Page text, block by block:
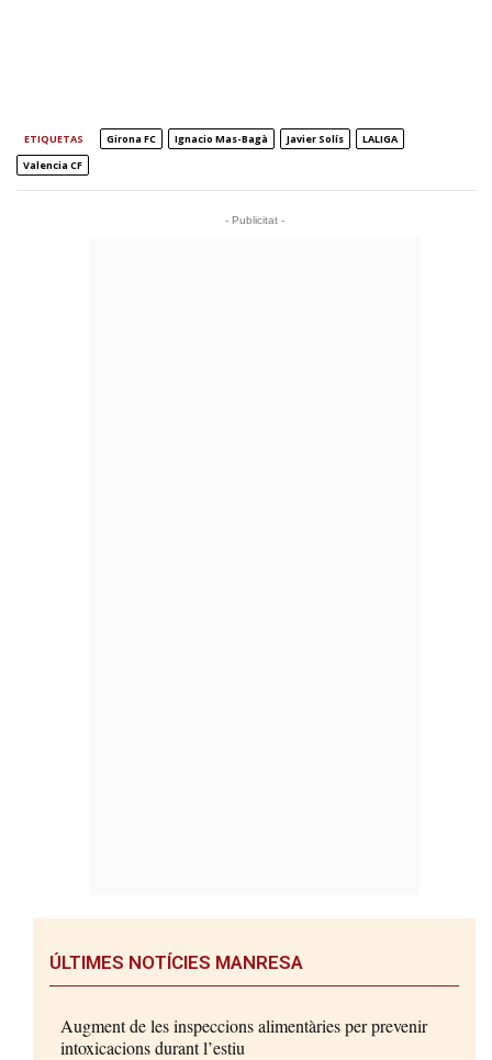
ETIQUETAS Girona FC Ignacio Mas-Bagà Javier Solís
LALIGA
Valencia CF
- Publicitat -
ÚLTIMES NOTÍCIES MANRESA
Augment de les inspeccions alimentàries per prevenir
intoxicacions durant l’estiu